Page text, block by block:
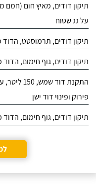
תיקון דודים, מאיץ חום (חמם
על גג שטוח
תיקון דודים, תרמוסטט, הדוד
תיקון דודים, גוף חימום,
התקנת דוד
פירוק ופינוי דוד ישן
תיקון דודים, גוף חימום,